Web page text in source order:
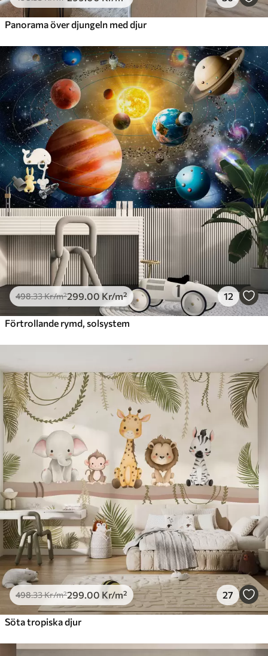
Panorama över djungeln med djur
498.33Kr/m²299 .00 Kr/m² 12
Förtrollande rymd, solsystem
498.33Kr/m²299 .00 Kr/m² 27
Söta tropiska djur